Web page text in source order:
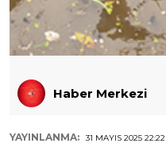
Haber Merkezi
YAYINLANMA: 31 MAYIS 2025 22:22